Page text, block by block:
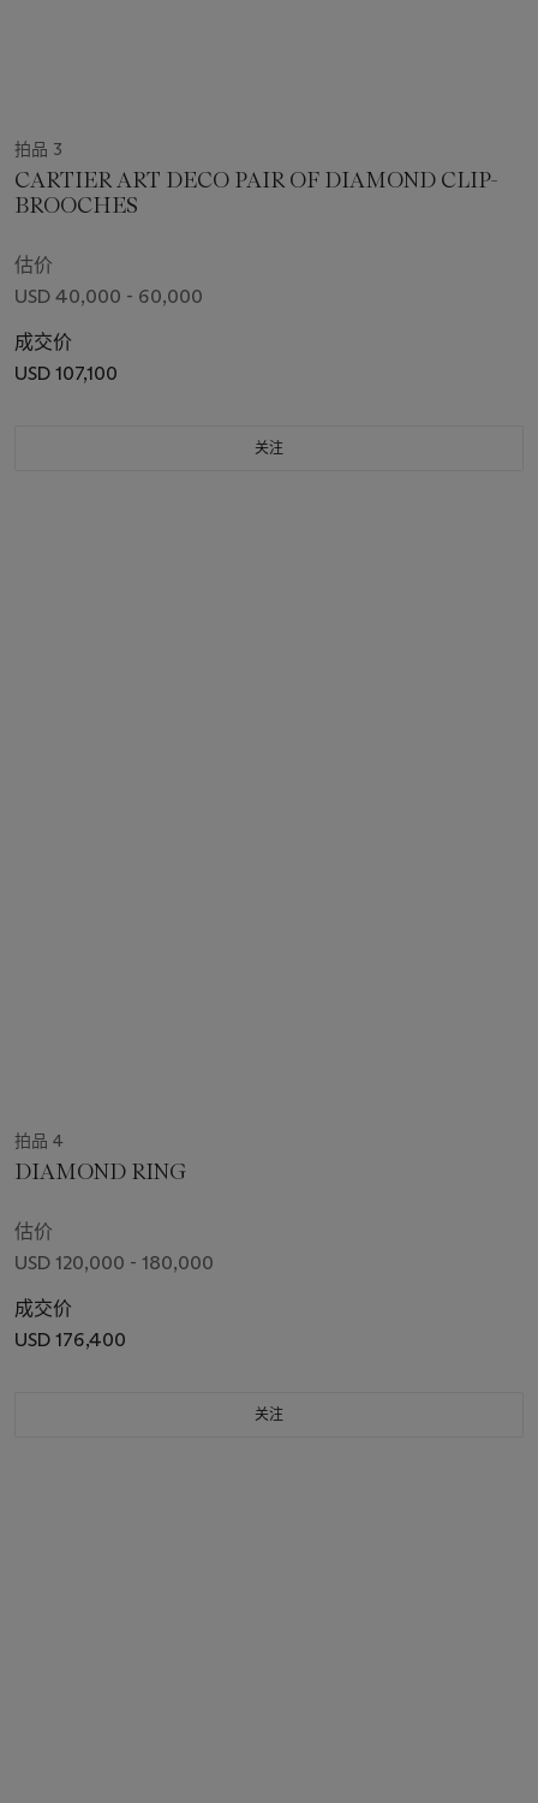
拍品 3
CARTIER ART DECO PAIR OF DIAMOND CLIP-
BROOCHES
估价
USD 40,000 - 60,000
成交价
USD 107,100
关注
拍品 4
DIAMOND RING
估价
USD 120,000 - 180,000
成交价
USD 176,400
关注